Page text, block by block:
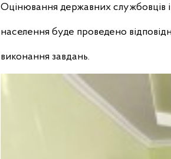
Оцінювання державних службовців
населення буде проведено
виконання завдань.